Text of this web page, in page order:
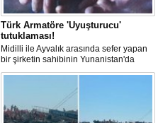
Türk Armatöre 'Uyuşturucu'
tutuklaması!
Midilli ile Ayvalık arasında sefer yapan
bir şirketin sahibinin Yunanistan'da
tutuklandığı bildirildi.